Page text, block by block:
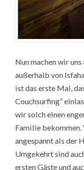
Nun machen wir
außerhalb von
ist das erste Mal,
Couchsurfing“
wir solch einen
Familie
angespannt als der
Umgekehrt sind
ersten Gäste und